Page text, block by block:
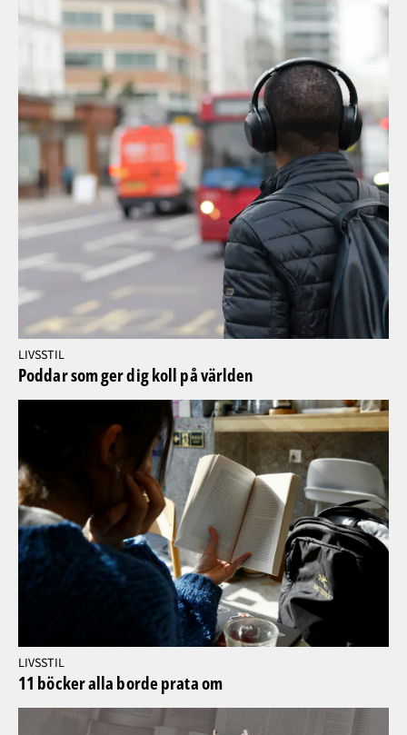
LIVSSTIL
Poddar som ger dig koll på världen
LIVSSTIL
11 böcker alla borde prata om